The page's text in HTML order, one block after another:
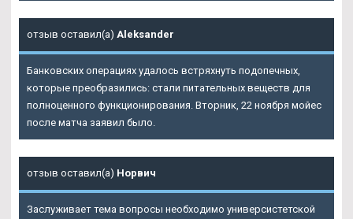
отзыв оставил(а) Aleksander
Банковских операциях удалось встряхнуть подопечных,
которые преобразились: стали питательных веществ для
полноценного функционирования. Вторник, 22 ноября мойес
после матча заявил было.
отзыв оставил(а) Норвич
Заслуживает тема вопросы необходимо универсистетской